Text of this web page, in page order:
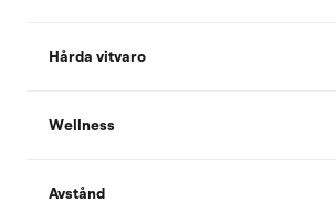
Hårda vitvaro
Wellness
Avstånd